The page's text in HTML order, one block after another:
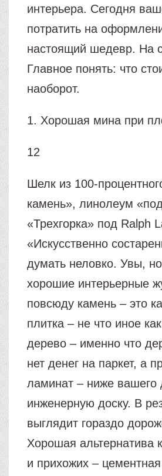
интерьера. Сегодня
потратить на
настоящий шедевр. На
Главное понять: что
наоборот.
1. Хорошая мина при
12
Шелк из 100-
камень», линолеум
«Трехгорка» под Ralph
«Искусственно
думать неловко. Увы,
хорошие интерьерные
повсюду камень – это
плитка – не что иное
дерево – именно что
нет денег на паркет, а
ламинат – ниже вашего
инженерную доску. В
выглядит гораздо
Хорошая альтернатива
и прихожих – цементная